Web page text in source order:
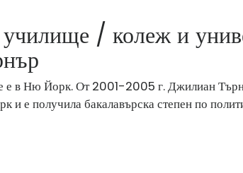
/ колеж и
е в Ню Йорк. От 2001-2005 г. Джилиан
и е получила бакалавърска степен по